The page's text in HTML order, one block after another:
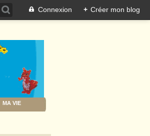
Connexion + Créer mon blog
MA VIE